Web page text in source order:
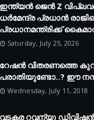
ഇന്ത്യൻ ജെൻ Z
ധർമേന്ദ്ര പ്രധാൻ
പ്രധാനമന്ത്രിക്ക്
Saturday, July 25, 2026
റേഷൻ വിതരണത്തെ
പരാതിയുണ്ടോ..? ഈ
Wednesday, July 11, 2018
വടകര റവന്യു